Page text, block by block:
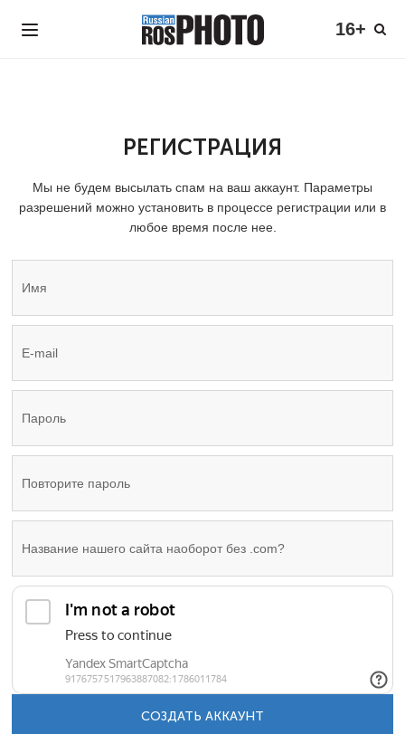
16+
РЕГИСТРАЦИЯ
Мы не будем высылать спам на ваш аккаунт. Параметры
разрешений можно установить в процессе регистрации или в
любое время после нее.
СОЗДАТЬ АККАУНТ